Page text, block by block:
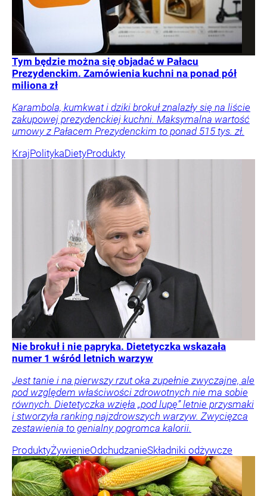
Tym będzie można się objadać w Pałacu
Prezydenckim. Zamówienia kuchni na ponad pół
miliona zł
Karambola, kumkwat i dziki brokuł znalazły się na liście
zakupowej prezydenckiej kuchni. Maksymalna wartość
umowy z Pałacem Prezydenckim to ponad 515 tys. zł.
KrajPolitykaDietyProdukty
Nie brokuł i nie papryka. Dietetyczka wskazała
numer 1 wśród letnich warzyw
Jest tanie i na pierwszy rzut oka zupełnie zwyczajne, ale
pod względem właściwości zdrowotnych nie ma sobie
równych. Dietetyczka wzięła „pod lupę” letnie przysmaki
i stworzyła ranking najzdrowszych warzyw. Zwycięzca
zestawienia to genialny pogromca kalorii.
ProduktyŻywienieOdchudzanieSkładniki odżywcze